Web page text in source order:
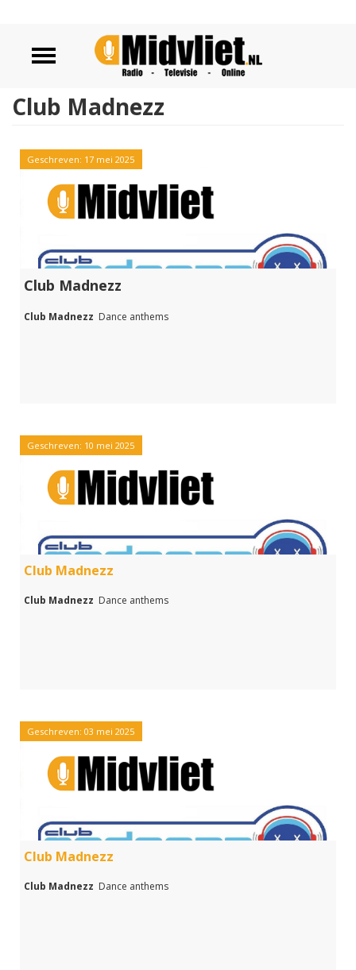
Club Madnezz
Geschreven: 17 mei 2025
Club Madnezz
Club Madnezz Dance anthems
Geschreven: 10 mei 2025
Club Madnezz
Club Madnezz Dance anthems
Geschreven: 03 mei 2025
Club Madnezz
Club Madnezz Dance anthems